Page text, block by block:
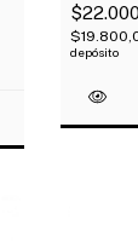
depósito